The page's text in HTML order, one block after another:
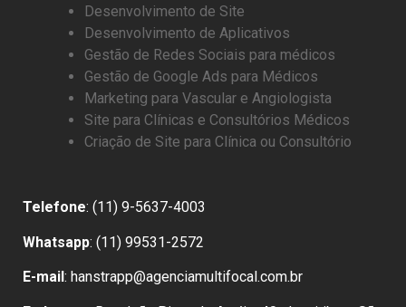
Desenvolvimento de Site
Desenvolvimento de Aplicativos
Gestão de Redes Sociais para médicos
Gestão de Google Ads para Médicos
Marketing para Vascular e Angiologista
Site para Clínicas e Consultórios Médicos
Criação de Site para Clínica ou Consultório
Telefone: (11) 9-5637-4003
Whatsapp: (11) 99531-2572
E-mail: hanstrapp@agenciamultifocal.com.br